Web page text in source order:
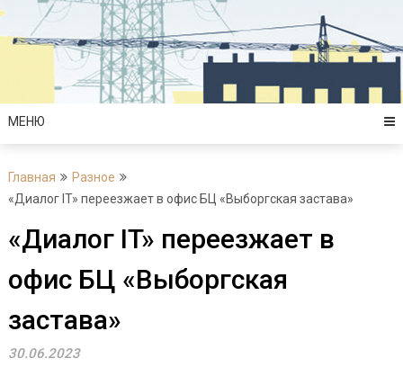
Перейти
содержимому
МЕНЮ
Главная
Разное
«Диалог IT» переезжает в офис БЦ «Выборгская застава»
«Диалог IT» переезжает в
офис БЦ «Выборгская
застава»
30.06.2023